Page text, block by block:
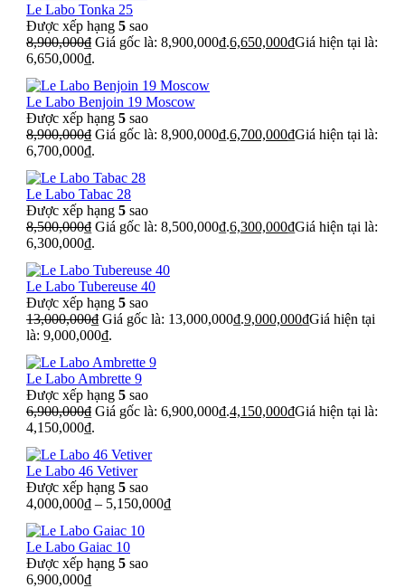
Le Labo Tonka 25
Được xếp hạng 5 sao
8,900,000₫ Giá gốc là: 8,900,000₫.6,650,000₫Giá hiện tại là:
6,650,000₫.
Le Labo Benjoin 19 Moscow
Được xếp hạng 5 sao
8,900,000₫ Giá gốc là: 8,900,000₫.6,700,000₫Giá hiện tại là:
6,700,000₫.
Le Labo Tabac 28
Được xếp hạng 5 sao
8,500,000₫ Giá gốc là: 8,500,000₫.6,300,000₫Giá hiện tại là:
6,300,000₫.
Le Labo Tubereuse 40
Được xếp hạng 5 sao
13,000,000₫ Giá gốc là: 13,000,000₫.9,000,000₫Giá hiện tại
là: 9,000,000₫.
Le Labo Ambrette 9
Được xếp hạng 5 sao
6,900,000₫ Giá gốc là: 6,900,000₫.4,150,000₫Giá hiện tại là:
4,150,000₫.
Le Labo 46 Vetiver
Được xếp hạng 5 sao
4,000,000₫ – 5,150,000₫
Le Labo Gaiac 10
Được xếp hạng 5 sao
6,900,000₫